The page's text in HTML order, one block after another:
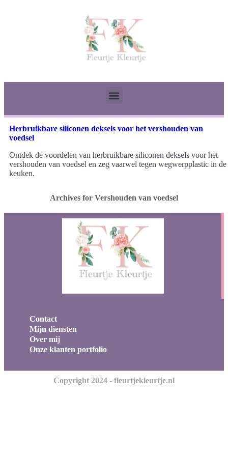
Herbruikbare siliconen deksels voor het vershouden van
voedsel
Ontdek de voordelen van herbruikbare siliconen deksels voor het
vershouden van voedsel en zeg vaarwel tegen wegwerpplastic in de
keuken.
Archives for Vershouden van voedsel
Contact
Mijn diensten
Over mij
Onze klanten portfolio
Copyright 2024 - fleurtjekleurtje.nl